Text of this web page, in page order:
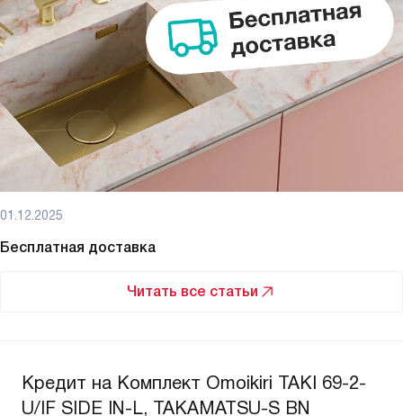
01.12.2025
Бесплатная доставка
Читать все статьи
Кредит на Комплект Omoikiri TAKI 69-2-
U/IF SIDE IN-L, TAKAMATSU-S BN